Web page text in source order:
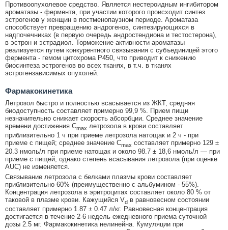
Противоопухолевое средство. Является нестероидным ингибитором
ароматазы - фермента, при участии которого происходит синтез
эстрогенов у женщин в постменопаузном периоде. Ароматаза
способствует превращению андрогенов, синтезирующихся в
надпочечниках (в первую очередь андростендиона и тестостерона),
в эстрон и эстрадиол. Торможение активности ароматазы
реализуется путем конкурентного связывания с субъединицей этого
фермента - гемом цитохрома P450, что приводит к снижению
биосинтеза эстрогенов во всех тканях, в т.ч. в тканях
эстрогензависимых опухолей.
Фармакокинетика
Летрозол быстро и полностью всасывается из ЖКТ, средняя
биодоступность составляет примерно 99,9 %. Прием пищи
незначительно снижает скорость абсорбции. Среднее значение
времени достижения Cmax летрозола в крови составляет
приблизительно 1 ч при приеме летрозола натощак и 2 ч - при
приеме с пищей; среднее значение Cmax составляет примерно 129 ±
20.3 нмоль/л при приеме натощак и около 98.7 ± 18,6 нмоль/л — при
приеме с пищей, однако степень всасывания летрозола (при оценке
AUC) не изменяется.
Связывание летрозола с белками плазмы крови составляет
приблизительно 60% (преимущественно с альбумином - 55%).
Концентрация летрозола в эритроцитах составляет около 80 % от
таковой в плазме крови. Кажущийся Vd в равновесном состоянии
составляет примерно 1.87 ± 0.47 л/кг. Равновесная концентрация
достигается в течение 2-6 недель ежедневного приема суточной
дозы 2.5 мг. Фармакокинетика нелинейна. Кумуляции при